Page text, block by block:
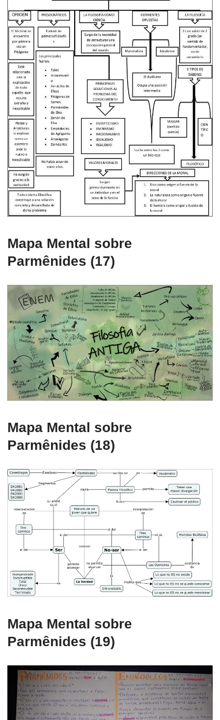
Mapa Mental sobre
Parmênides (17)
Mapa Mental sobre
Parmênides (18)
Mapa Mental sobre
Parmênides (19)